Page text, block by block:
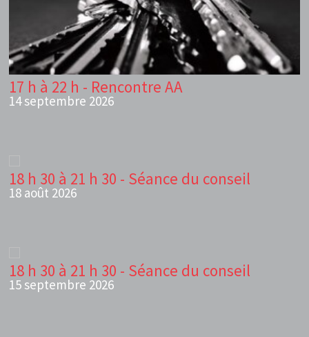
17 h à 22 h - Rencontre AA
14 septembre 2026
18 h 30 à 21 h 30 - Séance du conseil
18 août 2026
18 h 30 à 21 h 30 - Séance du conseil
15 septembre 2026